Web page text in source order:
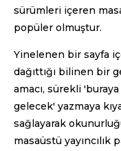
sürümleri içeren
popüler olmuştur.
Yinelenen bir sayfa
dağıttığı bilinen bir
amacı, sürekli
gelecek' yazmaya
sağlayarak
masaüstü